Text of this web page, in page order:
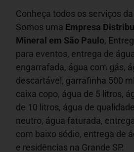
Conheça todos os serviços
Somos uma Empresa
Mineral em São Paulo,
para eventos, entrega de
engarrafada, água com gás,
descartável, garrafinha 500
caixa copo, água de 5 litros,
de 10 litros, água de
neutro, água faturada,
com baixo sódio, entrega de
e residências na Grande SP.